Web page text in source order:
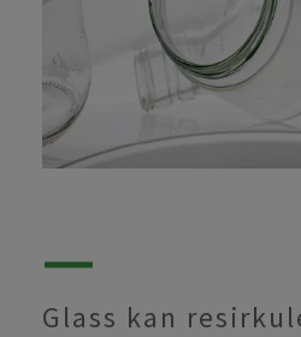
Glass kan